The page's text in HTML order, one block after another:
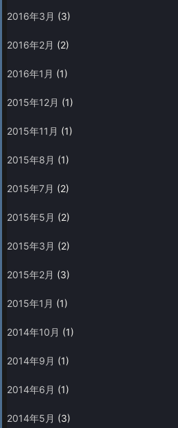
2016年3月 (3)
2016年2月 (2)
2016年1月 (1)
2015年12月 (1)
2015年11月 (1)
2015年8月 (1)
2015年7月 (2)
2015年5月 (2)
2015年3月 (2)
2015年2月 (3)
2015年1月 (1)
2014年10月 (1)
2014年9月 (1)
2014年6月 (1)
2014年5月 (3)